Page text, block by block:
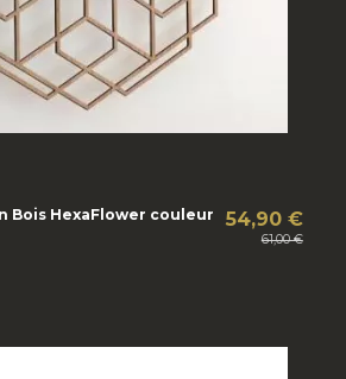
Bois HexaFlower couleur
54,90 €
61,00 €